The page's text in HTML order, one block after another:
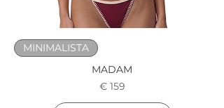
MINIMALISTA
MADAM
Prezzo
€ 159